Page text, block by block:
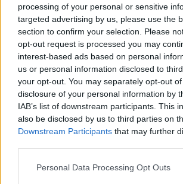
processing of your personal or sensitive
targeted advertising by us, please use the
section to confirm your selection. Please
opt-out request is processed you may
interest-based ads based on personal
us or personal information disclosed to
your opt-out. You may separately opt-out
disclosure of your personal information by
IAB’s list of downstream participants. This
also be disclosed by us to third parties on
Downstream Participants that may further
Personal Data Processing Opt Outs
TAGS «το Χαμόγελο Tου Παιδιού» Focus Bari